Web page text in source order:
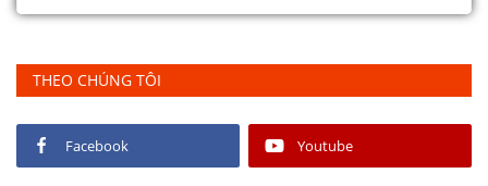
THEO CHÚNG TÔI
Facebook Youtube